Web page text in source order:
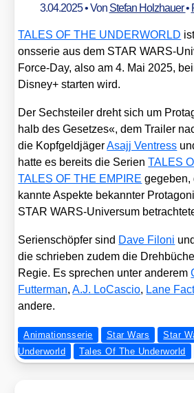
3.04.2025• Von Stefan Holzhauer•
TALES OF THE UNDERWORLD
ons­se­rie aus dem STAR WARS-
Force-Day, also am 4. Mai 2025,
Dis­ney+ star­ten wird.
Der Sechs­tei­ler dreht sich um
halb des Geset­zes«, dem Trai­ler
die Kopf­geld­jä­gerAsa­jj Ven­tress
hat­te es bereits die Seri­enTALES
TALES OF THE EMPIRE
kann­te Aspek­te bekann­ter
STAR WARS-Uni­ver­sum
Seri­en­schöp­fer sind Dave Filoni und
die schrie­ben zudem die
Regie. Es spre­chen unter ande­rem
Fut­ter­man,A.J. LoCa­scio, Lane
ande­re.
Animationsserie Star Wars
Star
Underworld
Tales Of The Underworld